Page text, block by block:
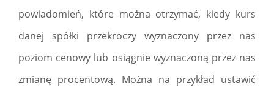
powiadomień, które można otrzymać, kiedy kurs
danej spółki przekroczy wyznaczony przez nas
poziom cenowy lub osiągnie wyznaczoną przez nas
zmianę procentową. Można na przykład ustawić